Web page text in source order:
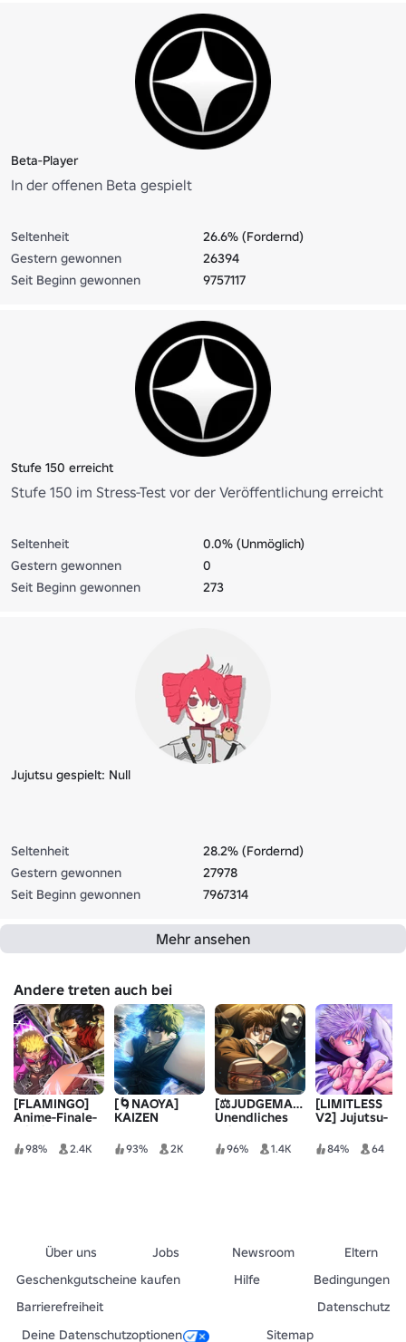
Beta-Player
In der offenen Beta gespielt
Seltenheit
26.6% (Fordernd)
Gestern gewonnen
26394
Seit Beginn gewonnen
9757117
Stufe 150 erreicht
Stufe 150 im Stress-Test vor der Veröffentlichung erreicht
Seltenheit
0.0% (Unmöglich)
Gestern gewonnen
0
Seit Beginn gewonnen
273
Jujutsu gespielt: Null
Seltenheit
28.2% (Fordernd)
Gestern gewonnen
27978
Seit Beginn gewonnen
7967314
Mehr ansehen
Andere treten auch bei
[FLAMINGO]
Anime-Finale-
Mission
98% 2.4K
[🌀NAOYA]
KAIZEN
93% 2K
[⚖️JUDGEMAN]
Unendliches
Jujutsu
96% 1.4K
[LIMITLESS
V2] Jujutsu-
84% 64
Über uns Jobs Newsroom
Eltern
Geschenkgutscheine kaufen
Hilfe
Bedingungen
Barrierefreiheit
Datenschutz
Deine Datenschutzoptionen
Sitemap